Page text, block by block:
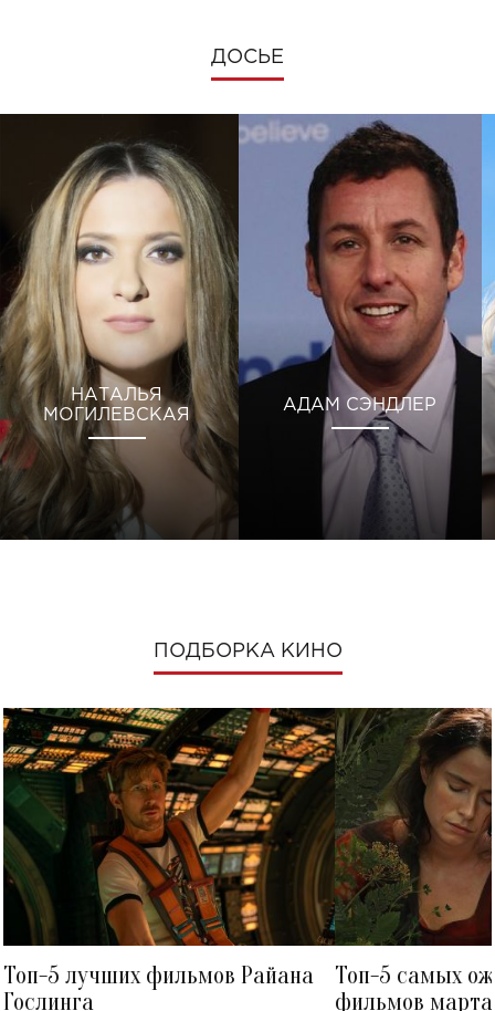
ДОСЬЕ
НАТАЛЬЯ
МОГИЛЕВСКАЯ
АДАМ СЭНДЛЕР
ПОДБОРКА КИНО
Топ-5 лучших фильмов Райана
Гослинга
Топ-5 самых
фильмов